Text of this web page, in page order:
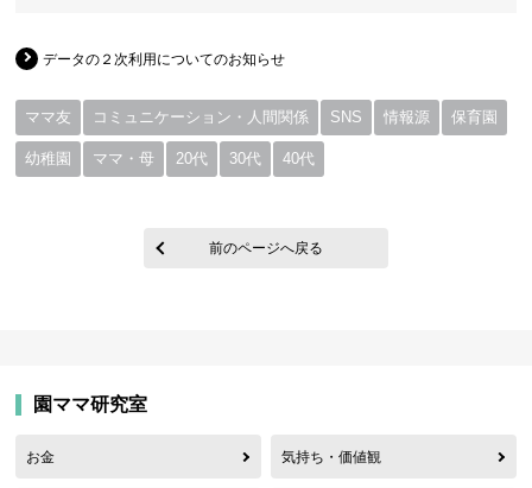
データの２次利用についてのお知らせ
ママ友 コミュニケーション・人間関係 SNS 情報源 保育園
幼稚園 ママ・母 20代 30代 40代
前のページへ戻る
園ママ研究室
お金 気持ち・価値観